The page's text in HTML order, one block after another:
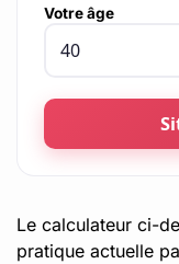
Votre âge
Le calculateur ci-
pratique actuelle